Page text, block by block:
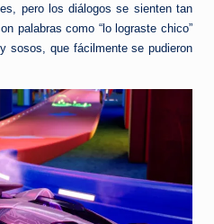
pero los diálogos se sienten tan
palabras como “lo lograste chico”
sosos, que fácilmente se pudieron